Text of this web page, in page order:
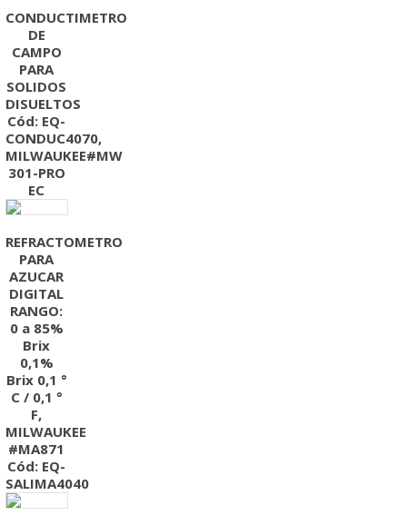
CONDUCTIMETRO
DE
CAMPO
PARA
SOLIDOS
DISUELTOS
Cód: EQ-
CONDUC4070,
MILWAUKEE#MW
301-PRO
EC
REFRACTOMETRO
PARA
AZUCAR
DIGITAL
RANGO:
0 a 85%
Brix
0,1%
Brix 0,1 °
C / 0,1 °
F,
MILWAUKEE
#MA871
Cód: EQ-
SALIMA4040